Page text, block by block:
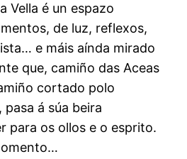
Vella é un espazo
de luz, reflexos,
e máis aínda mirado
que, camiño das Aceas
cortado polo
á súa beira
para os ollos e o esprito.